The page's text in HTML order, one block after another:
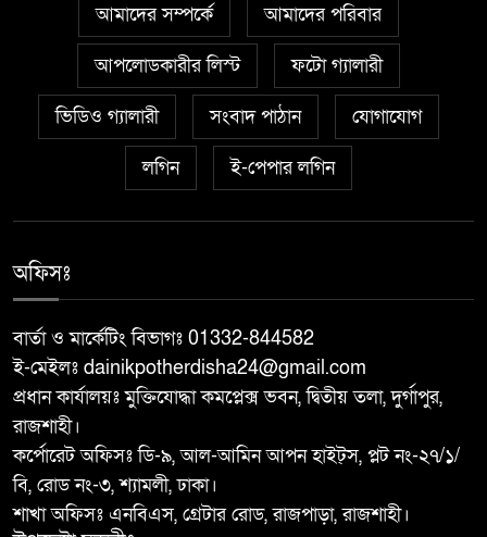
বাঘা পৌরসভার উন্নয়নে পাঁচটি
প্রকল্পের উদ্বোধন করলেন সংসদ
সদস্য আবু সাঈদ চাঁদ
চারঘাটে পাঁচ মাদক মামলার আসামি
গ্রেপ্তার, মাদকের বিরুদ্ধে জিরো
৮
দুর্গাপুরে ঝালুকা ইউনিয়ন পরিদর্শন
করলেন ইউএনও উম্মে হাবিবা
৯
বাঘায় পুলিশ পরিচয়ে চাঁদাবাজির
অভিযোগে ২ ভুয়া পুলিশকে গণপিটুনির
১০
আমাদের সম্পর্কে আমাদের পরিবার
আপলোডকারীর লিস্ট ফটো গ্যালারী
ভিডিও গ্যালারী সংবাদ পাঠান যোগাযোগ
লগিন ই-পেপার লগিন
অফিসঃ
বার্তা ও মার্কেটিং বিভাগঃ 01332-844582
ই-মেইলঃ dainikpotherdisha24@gmail.com
প্রধান কার্যালয়ঃ মুক্তিযোদ্ধা কমপ্লেক্স ভবন, দ্বিতীয় তলা, দুর্গাপুর,
রাজশাহী।
কর্পোরেট অফিসঃ ডি-৯, আল-আমিন আপন হাইট্স, প্লট নং-২৭/১/
বি, রোড নং-৩, শ্যামলী, ঢাকা।
শাখা অফিসঃ এনবিএস, গ্রেটার রোড, রাজপাড়া, রাজশাহী।